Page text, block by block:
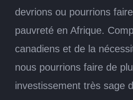
devrions ou pourrions
pauvreté en Afrique.
canadiens et de la
nous pourrions faire de
investissement très sage